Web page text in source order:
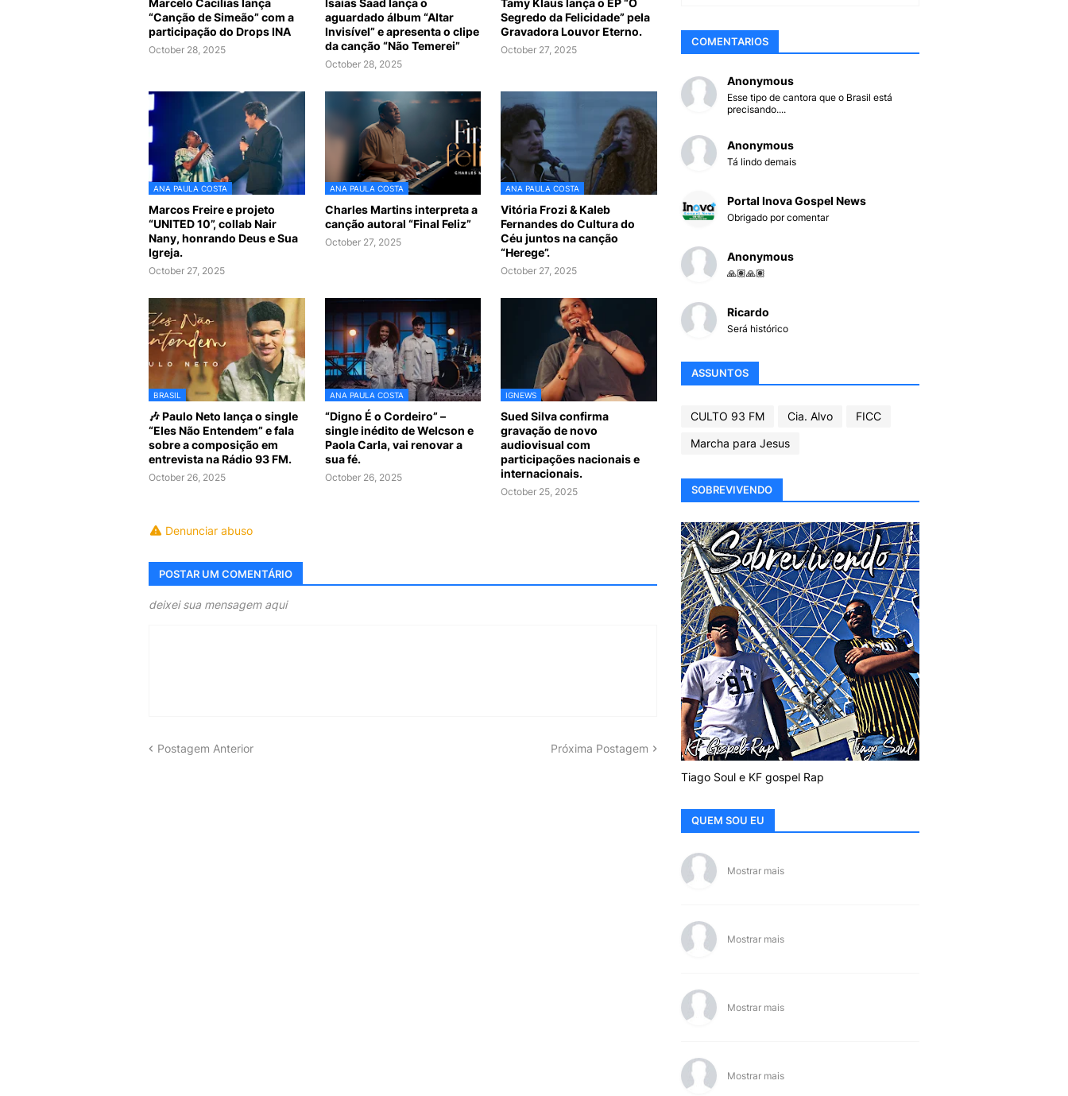
Marcelo Cacilias lança
“Canção de Simeão” com a
participação do Drops INA
October 28, 2025
Isaias Saad lança o
aguardado álbum “Altar
Invisível” e apresenta o clipe
da canção “Não Temerei”
October 28, 2025
Tamy Klaus lança o EP “O
Segredo da Felicidade” pela
Gravadora Louvor Eterno.
October 27, 2025
ANA PAULA COSTA
Marcos Freire e projeto
“UNITED 10”, collab Nair
Nany, honrando Deus e Sua
Igreja.
October 27, 2025
ANA PAULA COSTA
Charles Martins interpreta a
canção autoral “Final Feliz”
October 27, 2025
ANA PAULA COSTA
Vitória Frozi & Kaleb
Fernandes do Cultura do
Céu juntos na canção
“Herege”.
October 27, 2025
BRASIL
🎶 Paulo Neto lança o single
“Eles Não Entendem” e fala
sobre a composição em
entrevista na Rádio 93 FM.
October 26, 2025
ANA PAULA COSTA
“Digno É o Cordeiro” –
single inédito de Welcson e
Paola Carla, vai renovar a
sua fé.
October 26, 2025
IGNEWS
Sued Silva confirma
gravação de novo
audiovisual com
participações nacionais e
internacionais.
October 25, 2025
Denunciar abuso
POSTAR UM COMENTÁRIO
deixei sua mensagem aqui
Postagem Anterior Próxima Postagem
COMENTARIOS
Anonymous
Esse tipo de cantora que o Brasil está
precisando....
Anonymous
Tá lindo demais
Portal Inova Gospel News
Obrigado por comentar
Anonymous
🙏🏽🙏🏽
Ricardo
Será histórico
ASSUNTOS
CULTO 93 FM Cia. Alvo
FICC
Marcha para Jesus
SOBREVIVENDO
Tiago Soul e KF gospel Rap
QUEM SOU EU
Mostrar mais
Mostrar mais
Mostrar mais
Mostrar mais